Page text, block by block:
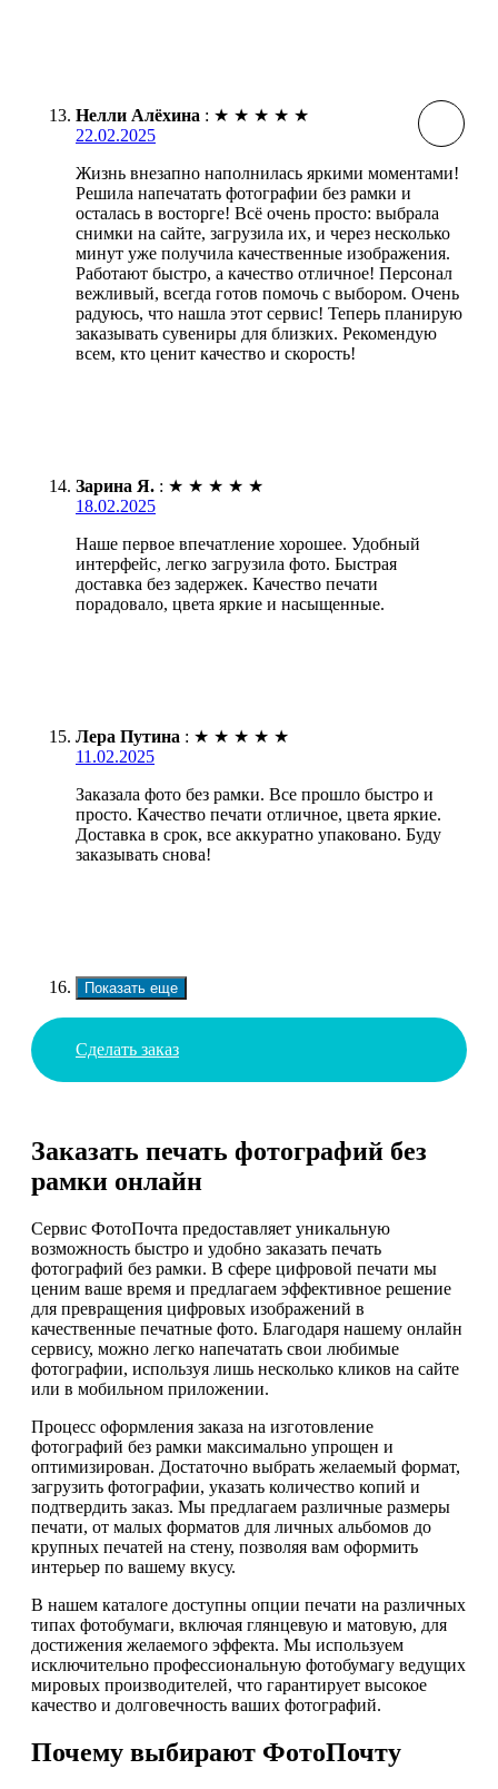
Нелли Алёхина : ★ ★ ★ ★ ★
22.02.2025
Жизнь внезапно наполнилась яркими моментами!
Решила напечатать фотографии без рамки и
осталась в восторге! Всё очень просто: выбрала
снимки на сайте, загрузила их, и через несколько
минут уже получила качественные изображения.
Работают быстро, а качество отличное! Персонал
вежливый, всегда готов помочь с выбором. Очень
радуюсь, что нашла этот сервис! Теперь планирую
заказывать сувениры для близких. Рекомендую
всем, кто ценит качество и скорость!
Зарина Я. : ★ ★ ★ ★ ★
18.02.2025
Наше первое впечатление хорошее. Удобный
интерфейс, легко загрузила фото. Быстрая
доставка без задержек. Качество печати
порадовало, цвета яркие и насыщенные.
Лера Путина : ★ ★ ★ ★ ★
11.02.2025
Заказала фото без рамки. Все прошло быстро и
просто. Качество печати отличное, цвета яркие.
Доставка в срок, все аккуратно упаковано. Буду
заказывать снова!
Показать еще
Сделать заказ
Заказать печать фотографий без
рамки онлайн
Сервис ФотоПочта предоставляет уникальную
возможность быстро и удобно заказать печать
фотографий без рамки. В сфере цифровой печати мы
ценим ваше время и предлагаем эффективное решение
для превращения цифровых изображений в
качественные печатные фото. Благодаря нашему онлайн
сервису, можно легко напечатать свои любимые
фотографии, используя лишь несколько кликов на сайте
или в мобильном приложении.
Процесс оформления заказа на изготовление
фотографий без рамки максимально упрощен и
оптимизирован. Достаточно выбрать желаемый формат,
загрузить фотографии, указать количество копий и
подтвердить заказ. Мы предлагаем различные размеры
печати, от малых форматов для личных альбомов до
крупных печатей на стену, позволяя вам оформить
интерьер по вашему вкусу.
В нашем каталоге доступны опции печати на различных
типах фотобумаги, включая глянцевую и матовую, для
достижения желаемого эффекта. Мы используем
исключительно профессиональную фотобумагу ведущих
мировых производителей, что гарантирует высокое
качество и долговечность ваших фотографий.
Почему выбирают ФотоПочту